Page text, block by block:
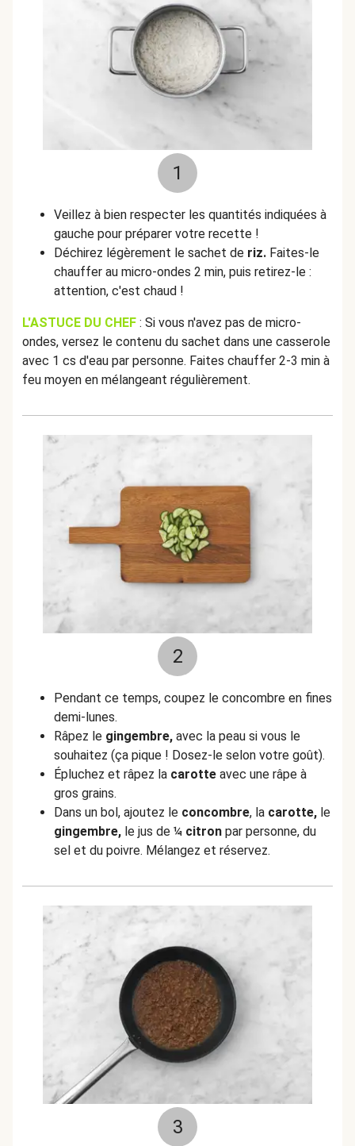
1
Veillez à bien respecter les quantités indiquées à
gauche pour préparer votre recette !
Déchirez légèrement le sachet de riz. Faites-le
chauffer au micro-ondes 2 min, puis retirez-le :
attention, c'est chaud !
L'ASTUCE DU CHEF : Si vous n'avez pas de micro-
ondes, versez le contenu du sachet dans une casserole
avec 1 cs d'eau par personne. Faites chauffer 2-3 min à
feu moyen en mélangeant régulièrement.
2
Pendant ce temps, coupez le concombre en fines
demi-lunes.
Râpez le gingembre, avec la peau si vous le
souhaitez (ça pique ! Dosez-le selon votre goût).
Épluchez et râpez la carotte avec une râpe à
gros grains.
Dans un bol, ajoutez le concombre, la carotte, le
gingembre, le jus de ¼ citron par personne, du
sel et du poivre. Mélangez et réservez.
3